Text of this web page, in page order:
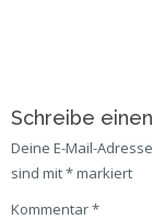
Schreibe
Deine E-Mail-
sind mit*markiert
Kommentar*